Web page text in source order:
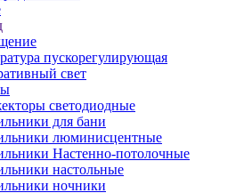
пускорегулирующая
свет
светодиодные
для бани
люминисцентные
Настенно-потолочные
настольные
ночники